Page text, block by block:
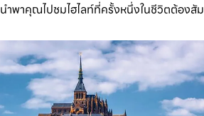
ำพาคุณไปชมไฮไลท์ที่ครั้งหนึ่งในชีวิตต้องสั